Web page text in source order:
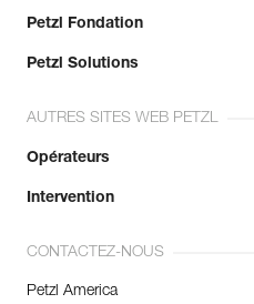
Petzl Fondation
Petzl Solutions
AUTRES SITES WEB PETZL
Opérateurs
Intervention
CONTACTEZ-NOUS
Petzl America